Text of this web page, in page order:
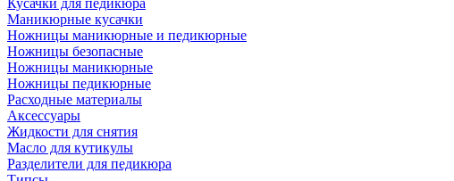
Кусачки для педикюра
Маникюрные кусачки
Ножницы маникюрные и педикюрные
Ножницы безопасные
Ножницы маникюрные
Ножницы педикюрные
Расходные материалы
Аксессуары
Жидкости для снятия
Масло для кутикулы
Разделители для педикюра